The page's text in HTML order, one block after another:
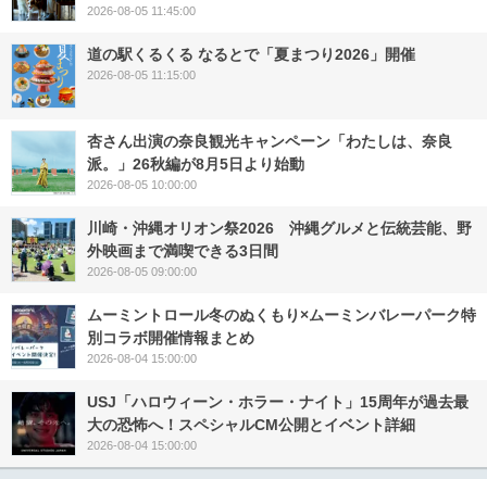
2026-08-05 11:45:00
道の駅くるくる なるとで「夏まつり2026」開催
2026-08-05 11:15:00
杏さん出演の奈良観光キャンペーン「わたしは、奈良
派。」26秋編が8月5日より始動
2026-08-05 10:00:00
川崎・沖縄オリオン祭2026 沖縄グルメと伝統芸能、野
外映画まで満喫できる3日間
2026-08-05 09:00:00
ムーミントロール冬のぬくもり×ムーミンバレーパーク特
別コラボ開催情報まとめ
2026-08-04 15:00:00
USJ「ハロウィーン・ホラー・ナイト」15周年が過去最
大の恐怖へ！スペシャルCM公開とイベント詳細
2026-08-04 15:00:00